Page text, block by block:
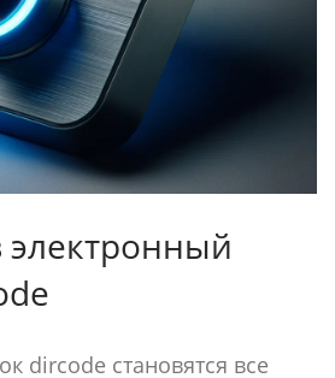
электронный
dircode становятся все